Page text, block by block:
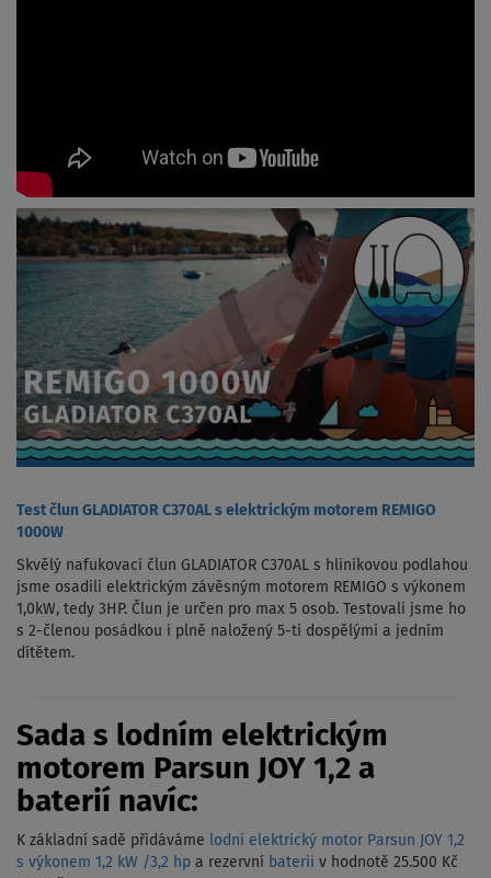
Test člun GLADIATOR C370AL s elektrickým motorem REMIGO
1000W
Skvělý nafukovací člun GLADIATOR C370AL s hliníkovou podlahou
jsme osadili elektrickým závěsným motorem REMIGO s výkonem
1,0kW, tedy 3HP. Člun je určen pro max 5 osob. Testovali jsme ho
s 2-členou posádkou i plně naložený 5-ti dospělými a jedním
dítětem.
Sada s lodním elektrickým
motorem Parsun JOY 1,2 a
baterií navíc:
K základní sadě přidáváme
lodní elektrický motor Parsun JOY 1,2
s výkonem 1,2 kW /3,2 hp a rezervní baterii v hodnotě 25.500 Kč